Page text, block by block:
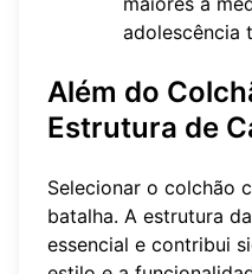
adolescência
Além do
Estrutura de
Selecionar o colchão
batalha. A estrutura
essencial e contribui